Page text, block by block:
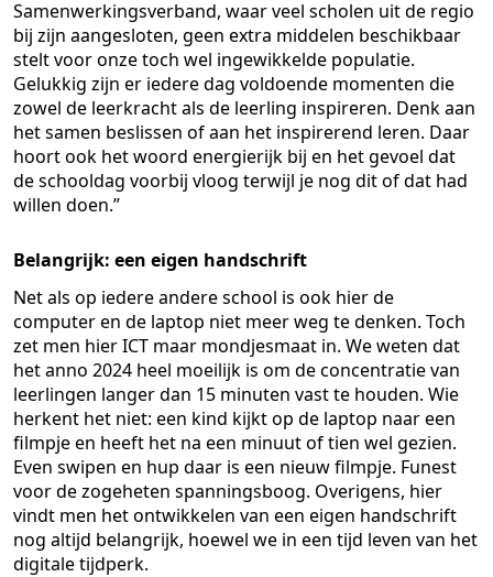
Samenwerkingsverband, waar veel scholen uit de regio
bij zijn aangesloten, geen extra middelen beschikbaar
stelt voor onze toch wel ingewikkelde populatie.
Gelukkig zijn er iedere dag voldoende momenten die
zowel de leerkracht als de leerling inspireren. Denk aan
het samen beslissen of aan het inspirerend leren. Daar
hoort ook het woord energierijk bij en het gevoel dat
de schooldag voorbij vloog terwijl je nog dit of dat had
willen doen.”
Belangrijk: een eigen handschrift
Net als op iedere andere school is ook hier de
computer en de laptop niet meer weg te denken. Toch
zet men hier ICT maar mondjesmaat in. We weten dat
het anno 2024 heel moeilijk is om de concentratie van
leerlingen langer dan 15 minuten vast te houden. Wie
herkent het niet: een kind kijkt op de laptop naar een
filmpje en heeft het na een minuut of tien wel gezien.
Even swipen en hup daar is een nieuw filmpje. Funest
voor de zogeheten spanningsboog. Overigens, hier
vindt men het ontwikkelen van een eigen handschrift
nog altijd belangrijk, hoewel we in een tijd leven van het
digitale tijdperk.